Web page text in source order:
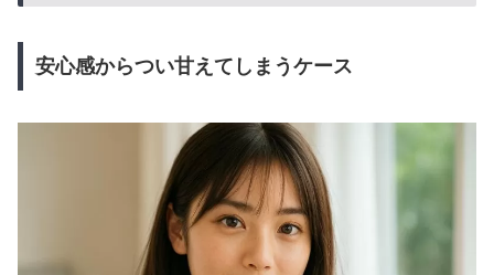
安心感からつい甘えてしまうケース